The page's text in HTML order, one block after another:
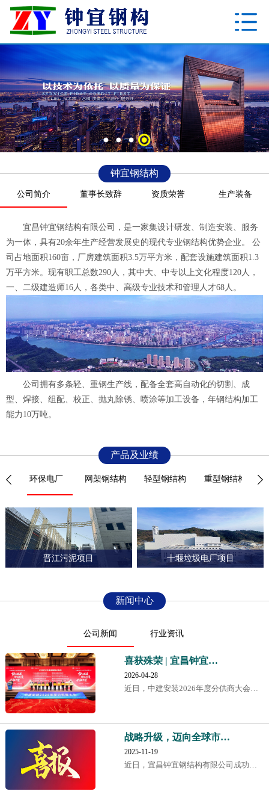
钟宜钢结构
公司简介 董事长致辞 资质荣誉 生产装备
宜昌钟宜钢结构有限公司，是一家集设计研发、制造安装、服务
为一体，具有20余年生产经营发展史的现代专业钢结构优势企业。 公
司占地面积160亩，厂房建筑面积3.5万平方米，配套设施建筑面积1.3
万平方米。现有职工总数290人，其中大、中专以上文化程度120人，
一、二级建造师16人，各类中、高级专业技术和管理人才68人。
公司拥有多条轻、重钢生产线，配备全套高自动化的切割、成
型、焊接、组配、校正、抛丸除锈、喷涂等加工设备，年钢结构加工
能力10万吨。
产品及业绩
环保电厂 网架钢结构 轻型钢结构 重型钢结构 桥
晋江污泥项目 十堰垃圾电厂项目
新闻中心
公司新闻 行业资讯
喜获殊荣 | 宜昌钟宜…
2026-04-28
近日，中建安装2026年度分供商大会…
战略升级，迈向全球市…
2025-11-19
近日，宜昌钟宜钢结构有限公司成功…